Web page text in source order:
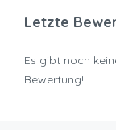
Letzte
Es gibt noch
Bewertung!